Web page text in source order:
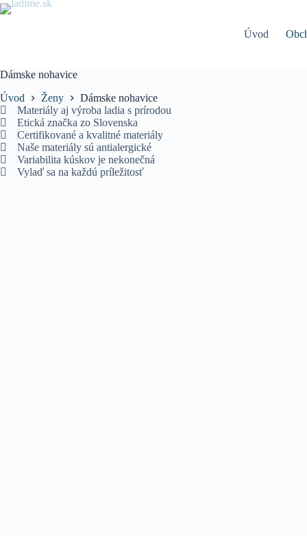
Späť
na
Úvod
Dámske nohavice
Úvod Ženy
Dámske nohavice
Materiály aj výroba ladia s prírodou
Etická značka zo Slovenska
Certifikované a kvalitné materiály​
Naše materiály sú antialergické​
Variabilita kúskov je nekonečná
Vylaď sa na každú príležitosť